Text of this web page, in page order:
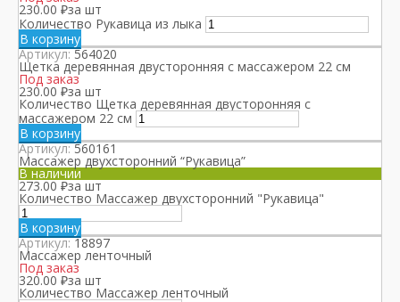
230.00 ₽за шт
Количество Рукавица из лыка
В корзину
Артикул:564020
Щетка деревянная двусторонняя с массажером 22 см
Под заказ
230.00 ₽за шт
Количество Щетка деревянная двусторонняя с
массажером 22 см
В корзину
Артикул:560161
Массажер двухсторонний “Рукавица”
В наличии
273.00₽за шт
Количество Массажер двухсторонний "Рукавица"
В корзину
Артикул:18897
Массажер ленточный
Под заказ
320.00 ₽за шт
Количество Массажер ленточный